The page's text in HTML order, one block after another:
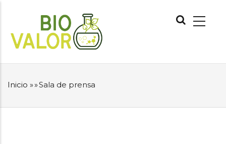
principal
PRINCIPAL
SOBRESCRIBIR
Inicio »»Sala de prensa